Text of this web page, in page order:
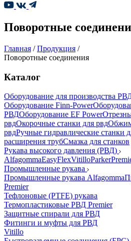
Поворотные
Главная /Продукция /
Поворотные соединения
Каталог
Оборудование для производства
Оборудование Finn-Power
РВДОборудование EF Power
рвдОкорочные станки для рвд
рвдРучные гидравлические станки
расширения трубСмазка для станков
Рукава высокого давления (РВД)
AlfagommaEasyFlexVitilloParker
Промышленные рукава
Промышленные рукава Alfagomma
Premier
Тефлоновые (PTFE) рукава
Термопластиковые РВД Premier
Защитные спирали для РВД
Фитинги и муфты для РВД
Vitillo